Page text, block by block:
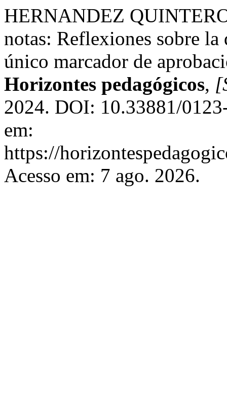
HERNANDEZ
notas: Reflexiones sobre la
único marcador de
Horizontes pedagógicos,
2024. DOI: 10.33881/
em:
https://
Acesso em: 7 ago. 2026.